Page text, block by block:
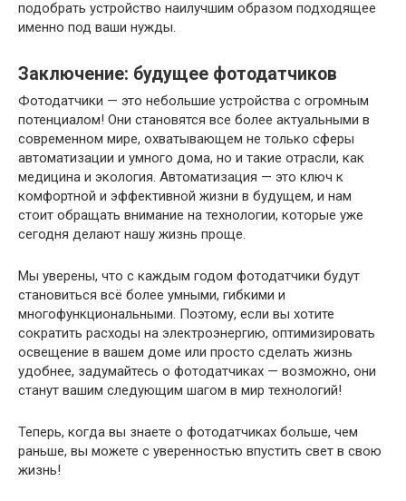
подобрать устройство наилучшим образом подходящее
именно под ваши нужды.
Заключение: будущее фотодатчиков
Фотодатчики — это небольшие устройства с огромным
потенциалом! Они становятся все более актуальными в
современном мире, охватывающем не только сферы
автоматизации и умного дома, но и такие отрасли, как
медицина и экология. Автоматизация — это ключ к
комфортной и эффективной жизни в будущем, и нам
стоит обращать внимание на технологии, которые уже
сегодня делают нашу жизнь проще.
Мы уверены, что с каждым годом фотодатчики будут
становиться всё более умными, гибкими и
многофункциональными. Поэтому, если вы хотите
сократить расходы на электроэнергию, оптимизировать
освещение в вашем доме или просто сделать жизнь
удобнее, задумайтесь о фотодатчиках — возможно, они
станут вашим следующим шагом в мир технологий!
Теперь, когда вы знаете о фотодатчиках больше, чем
раньше, вы можете с уверенностью впустить свет в свою
жизнь!